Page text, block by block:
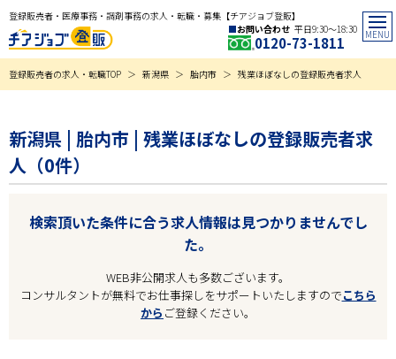
登録販売者・医療事務・調剤事務の求人・転職・募集【チアジョブ登販】
お問い合わせ 平日9:30〜18:30
0120-73-1811
登録販売者の求人・転職TOP 新潟県 胎内市 残業ほぼなしの登録販売者求人
新潟県 | 胎内市 | 残業ほぼなしの登録販売者求
人（0件）
検索頂いた条件に合う求人情報は見つかりませんでし
た。
WEB非公開求人も多数ございます。
コンサルタントが無料でお仕事探しをサポートいたしますのでこちら
から ご登録ください。